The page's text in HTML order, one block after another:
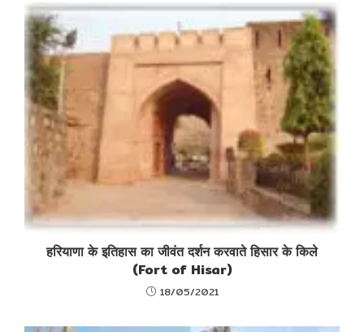
हरियाणा के इतिहास का जीवंत दर्शन करवाते हिसार के किले
(Fort of Hisar)
18/05/2021